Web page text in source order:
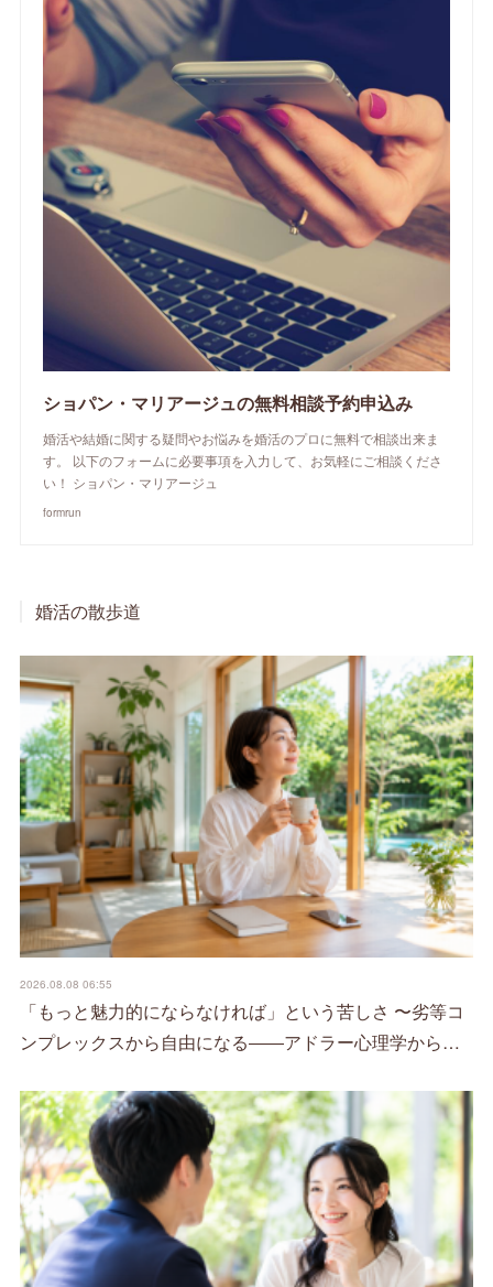
ショパン・マリアージュの無料相談予約申込み
婚活や結婚に関する疑問やお悩みを婚活のプロに無料で相談出来ま
す。 以下のフォームに必要事項を入力して、お気軽にご相談くださ
い！ ショパン・マリアージュ
formrun
婚活の散歩道
2026.08.08 06:55
「もっと魅力的にならなければ」という苦しさ 〜劣等コ
ンプレックスから自由になる――アドラー心理学から…